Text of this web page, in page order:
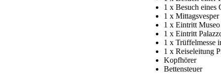
1 x Besuch eines
1 x
1 x Eintritt
1 x Eintritt
1 x Trüffelmesse
1 x Reiseleitung
Kopfhörer
Bettensteuer